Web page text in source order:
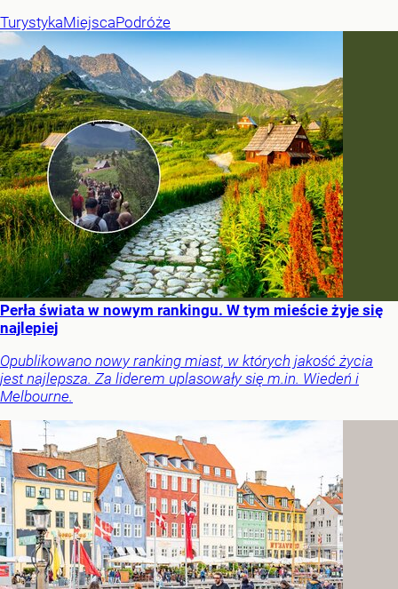
TurystykaMiejscaPodróże
Perła świata w nowym rankingu. W tym mieście żyje się
najlepiej
Opublikowano nowy ranking miast, w których jakość życia
jest najlepsza. Za liderem uplasowały się m.in. Wiedeń i
Melbourne.